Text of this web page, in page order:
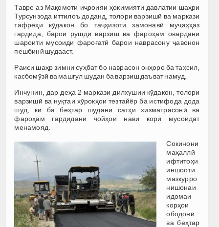
Тавре аз Мақомоти иҷроияи ҳокимияти давлатии шаҳри
Турсунзода иттилоъ доданд, толори варзишӣ ва маркази
тафреҳи кӯдакон бо таҷҳизоти замонавӣ муҷаҳҳаз
гардида, барои рушди варзиш ва фароҳам овардани
шароити мусоиди фароғатӣ барои наврасону ҷавонон
пешбинӣ шудааст.
Раиси шаҳр зимни суҳбат бо наврасон онҳоро ба таҳсил,
касбомӯзӣ ва машғул шудан ба варзиш даъват намуд.
Инчунин, дар деҳа 2 маркази дилхушии кӯдакон, толори
варзишӣ ва нуқтаи хӯрокҳои тезтайёр ба истифода дода
шуд, ки ба беҳтар шудани сатҳи хизматрасонӣ ва
фароҳам гардидани ҷойҳои нави корӣ мусоидат
менамояд.
Сокинони
маҳаллӣ
ифтитоҳи
иншооти
мазкурро
нишонаи
идомаи
корҳои
ободонӣ
ва беҳтар